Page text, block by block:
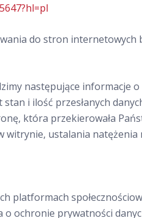
do stron internetowych
następujące
i ilość przesłanych
która przekierowała
witrynie, ustalania
platformach
ochronie prywatności